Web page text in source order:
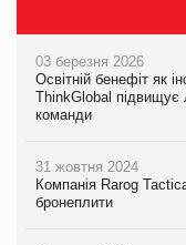
03 березня 2026
Освітній бенефіт як
ThinkGlobal підвищує
команди
31 жовтня 2024
Компанія Rarog
бронеплити